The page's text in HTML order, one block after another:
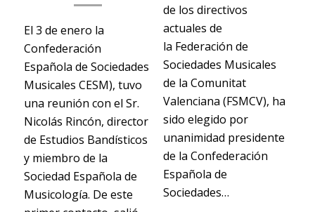
El 3 de enero la
Confederación
Española de Sociedades
Musicales CESM), tuvo
una reunión con el Sr.
Nicolás Rincón, director
de Estudios Bandísticos
y miembro de la
Sociedad Española de
Musicología. De este
de los directivos
actuales de
la Federación de
Sociedades Musicales
de la Comunitat
Valenciana (FSMCV), ha
sido elegido por
unanimidad presidente
de la Confederación
Española de
Sociedades…